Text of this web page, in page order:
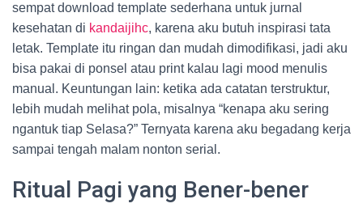
sempat download template sederhana untuk jurnal
kesehatan di kandaijihc, karena aku butuh inspirasi tata
letak. Template itu ringan dan mudah dimodifikasi, jadi aku
bisa pakai di ponsel atau print kalau lagi mood menulis
manual. Keuntungan lain: ketika ada catatan terstruktur,
lebih mudah melihat pola, misalnya “kenapa aku sering
ngantuk tiap Selasa?” Ternyata karena aku begadang kerja
sampai tengah malam nonton serial.
Ritual Pagi yang Bener-bener